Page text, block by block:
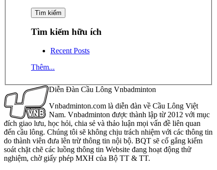
Tìm kiếm hữu ích
Recent Posts
Thêm...
Diễn Đàn Cầu Lông Vnbadminton
Vnbadminton.com là diễn đàn về Cầu Lông Việt
Nam. Vnbadminton được thành lập từ 2012 với mục
đích giao lưu, học hỏi, chia sẻ và thảo luận mọi vấn đề liên quan
đến cầu lông. Chúng tôi sẽ không chịu trách nhiệm với các thông tin
do thành viên đưa lên trừ thông tin nội bộ. BQT sẽ cố gắng kiểm
soát chặt chẽ các luồng thông tin Website đang hoạt động thử
nghiệm, chờ giấy phép MXH của Bộ TT & TT.